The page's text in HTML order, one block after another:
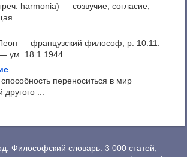
harmonia) — созвучие, согласие,
...
— французский философ; p. 10.11.
ум. 18.1.1944 ...
переноситься в мир
...
Философский словарь. 3 000 статей,